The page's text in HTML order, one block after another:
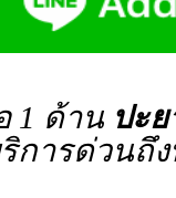
1 ด้าน ปะ
การด่วนถึ